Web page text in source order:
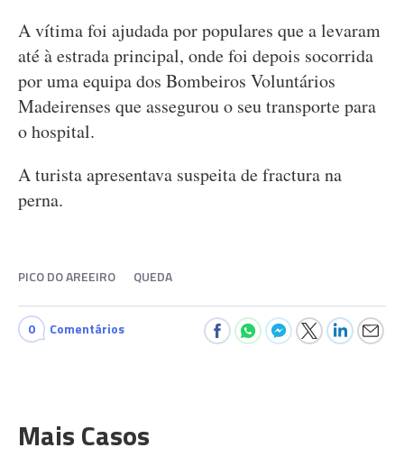
A vítima foi ajudada por populares que a levaram
até à estrada principal, onde foi depois socorrida
por uma equipa dos Bombeiros Voluntários
Madeirenses que assegurou o seu transporte para
o hospital.
A turista apresentava suspeita de fractura na
perna.
PICO DO AREEIRO QUEDA
0 Comentários
Mais Casos